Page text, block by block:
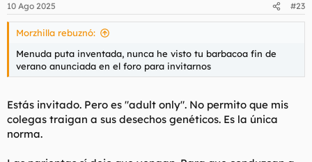
e
s
10 Ago 2025 #23
Morzhilla rebuznó:
Menuda puta inventada, nunca he visto tu barbacoa fin de
verano anunciada en el foro para invitarnos
Estás invitado. Pero es "adult only". No permito que mis
colegas traigan a sus desechos genéticos. Es la única
norma.